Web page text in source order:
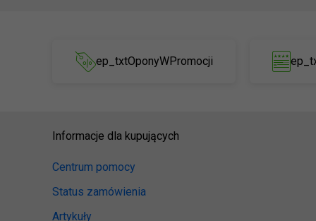
ep_txtOponyWPromocji
Informacje dla kupujących
Centrum pomocy
Status zamówienia
Artykuły